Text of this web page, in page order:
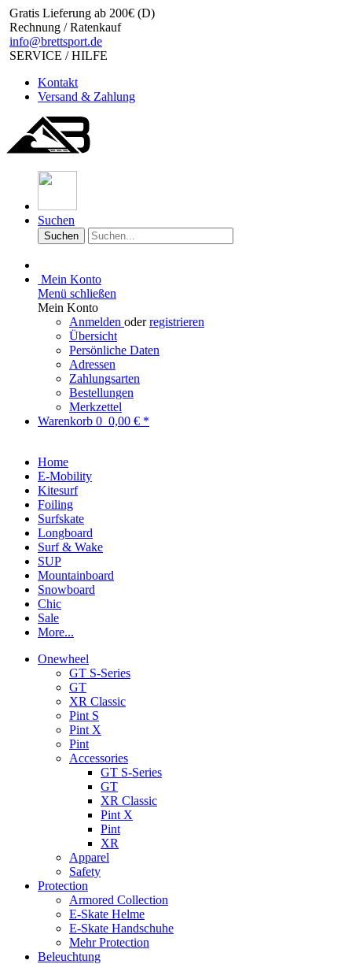
Gratis Lieferung ab 200€ (D)
Rechnung / Ratenkauf
info@brettsport.de
SERVICE / HILFE
Kontakt
Versand & Zahlung
Suchen
Suchen
Mein Konto
Menü schließen
Mein Konto
Anmelden oderregistrieren
Übersicht
Persönliche Daten
Adressen
Zahlungsarten
Bestellungen
Merkzettel
Warenkorb 0 0,00 € *
Home
E-Mobility
Kitesurf
Foiling
Surfskate
Longboard
Surf & Wake
SUP
Mountainboard
Snowboard
Chic
Sale
More...
Onewheel
GT S-Series
GT
XR Classic
Pint S
Pint X
Pint
Accessories
GT S-Series
GT
XR Classic
Pint X
Pint
XR
Apparel
Safety
Protection
Armored Collection
E-Skate Helme
E-Skate Handschuhe
Mehr Protection
Beleuchtung